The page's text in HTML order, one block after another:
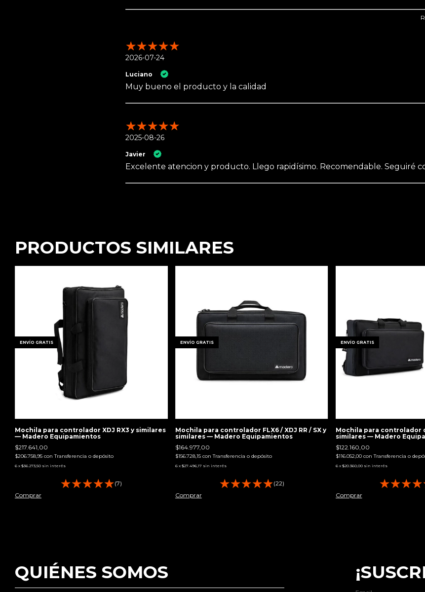
2026-07-24
Luciano
Muy bueno el producto y la calidad
2025-08-26
Javier
Excelente atencion y producto. Llego rapidísimo. Recomendable. Seguiré
PRODUCTOS SIMILARES
ENVÍO GRATIS
Mochila para controlador XDJ RX3 y similares
— Madero Equipamientos
$217.641,00
$206.758,95 con Transferencia o depósito
6 x $36.273,50 sin interés
(7)
Comprar
ENVÍO GRATIS
Mochila para controlador FLX6 / XDJ RR / SX y
similares — Madero Equipamientos
$164.977,00
$156.728,15 con Transferencia o depósito
6 x $27.496,17 sin interés
(22)
Comprar
ENVÍO GRATIS
Mochila para controlador
similares — Madero
$122.160,00
$116.052,00 con Transferencia o
6 x $20.360,00 sin interés
Comprar
QUIÉNES SOMOS